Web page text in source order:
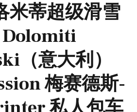
米蒂超级滑雪
Dolomiti
（意大利）
梅赛德斯-